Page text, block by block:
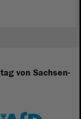
von Sachsen-